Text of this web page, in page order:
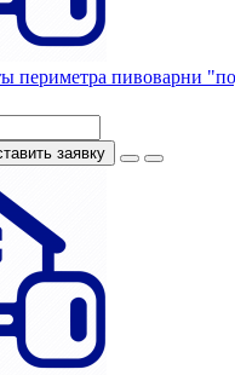
периметра пивоварни
заявку